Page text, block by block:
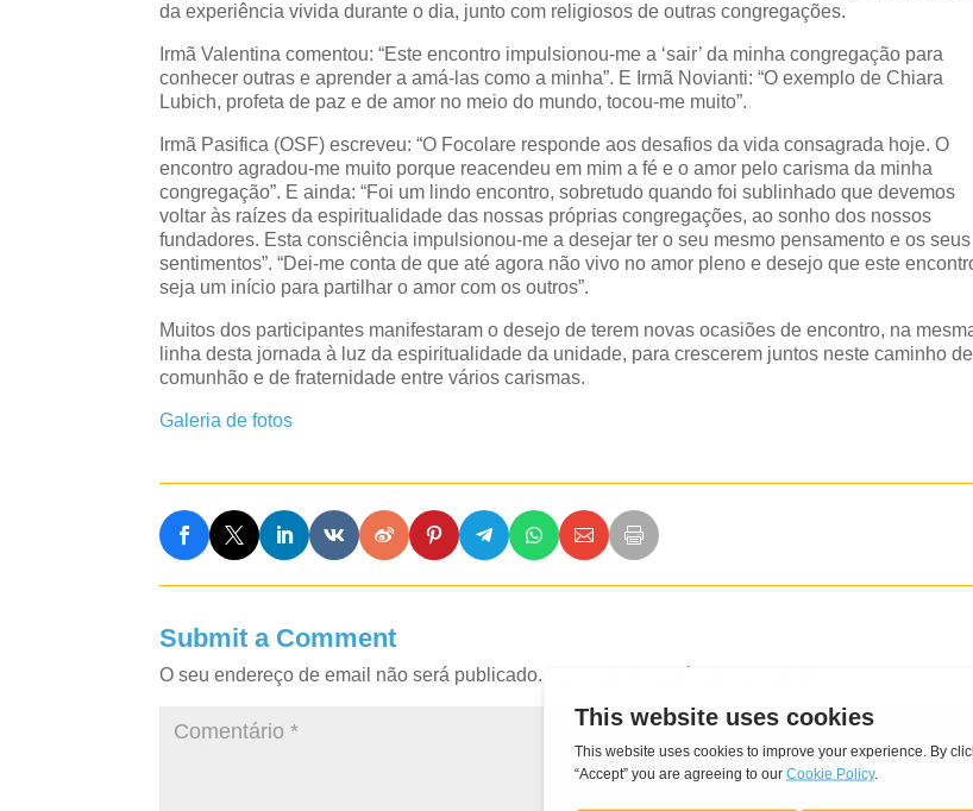
da experiência vivida durante o dia, junto com religiosos de outras congregações.
Irmã Valentina comentou: “Este encontro impulsionou-me a ‘sair’ da minha congregação para
conhecer outras e aprender a amá-las como a minha”. E Irmã Novianti: “O exemplo de Chiara
Lubich, profeta de paz e de amor no meio do mundo, tocou-me muito”.
Irmã Pasifica (OSF) escreveu: “O Focolare responde aos desafios da vida consagrada hoje. O
encontro agradou-me muito porque reacendeu em mim a fé e o amor pelo carisma da minha
congregação”. E ainda: “Foi um lindo encontro, sobretudo quando foi sublinhado que devemos
voltar às raízes da espiritualidade das nossas próprias congregações, ao sonho dos nossos
fundadores. Esta consciência impulsionou-me a desejar ter o seu mesmo pensamento e os seus
sentimentos”. “Dei-me conta de que até agora não vivo no amor pleno e desejo que este
seja um início para partilhar o amor com os outros”.
Muitos dos participantes manifestaram o desejo de terem novas ocasiões de encontro, na
linha desta jornada à luz da espiritualidade da unidade, para crescerem juntos neste caminho de
comunhão e de fraternidade entre vários carismas.
Galeria de fotos
Submit a Comment
O seu endereço de email não será publicado.